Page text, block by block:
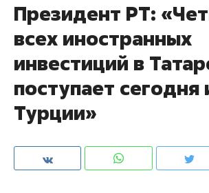
Президент РТ:
всех иностранных
инвестиций в
поступает сегодня
Турции»